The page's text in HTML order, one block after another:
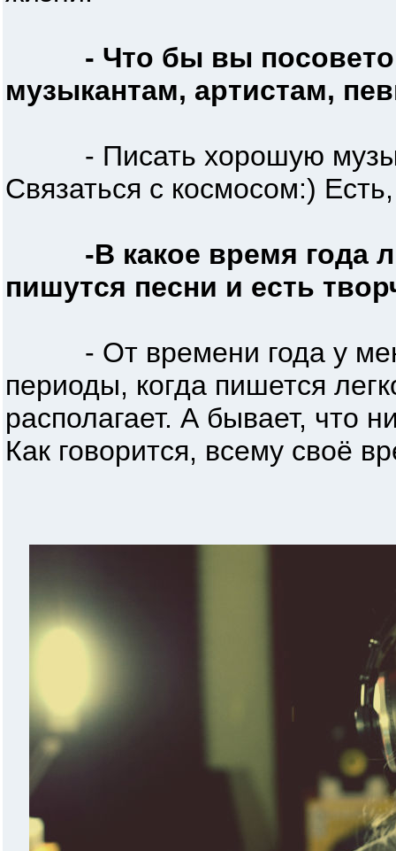
- Что бы вы
музыкантам, артистам,
- Писать хорошую
Связаться с космосом:)
-В какое время года
пишутся песни и есть
- От времени года у меня
периоды, когда пишется
располагает. А бывает, что
Как говорится, всему своё